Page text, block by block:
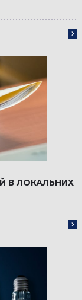
В ЛОКАЛЬНИХ